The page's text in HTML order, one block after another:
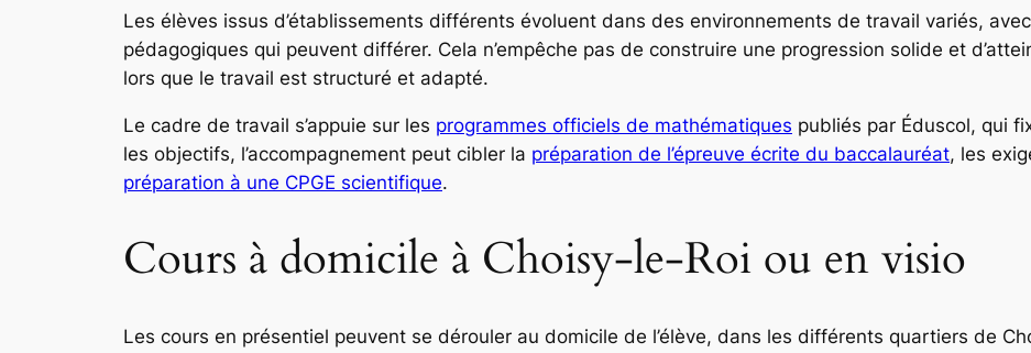
Les élèves issus d’établissements différents évoluent dans des environnements de travail variés,
pédagogiques qui peuvent différer. Cela n’empêche pas de construire une progression solide et
lors que le travail est structuré et adapté.
Le cadre de travail s’appuie sur les programmes officiels de mathématiques publiés par Éduscol, qui
les objectifs, l’accompagnement peut cibler la préparation de l’épreuve écrite du baccalauréat, les
préparation à une CPGE scientifique.
Cours à domicile à Choisy-le-Roi ou en visio
Les cours en présentiel peuvent se dérouler au domicile de l’élève, dans les différents quartiers de